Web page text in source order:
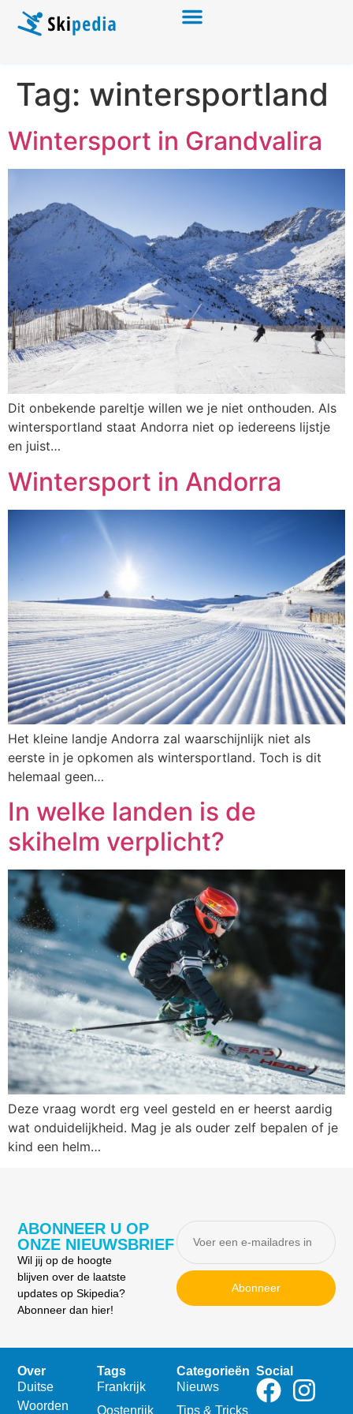
Tag: wintersportland
Wintersport in Grandvalira
Dit onbekende pareltje willen we je niet onthouden. Als
wintersportland staat Andorra niet op iedereens lijstje
en juist…
Wintersport in Andorra
Het kleine landje Andorra zal waarschijnlijk niet als
eerste in je opkomen als wintersportland. Toch is dit
helemaal geen…
In welke landen is de
skihelm verplicht?
Deze vraag wordt erg veel gesteld en er heerst aardig
wat onduidelijkheid. Mag je als ouder zelf bepalen of je
kind een helm…
ABONNEER U OP
ONZE NIEUWSBRIEF
Wil jij op de hoogte
blijven over de laatste
updates op Skipedia?
Abonneer dan hier!
Abonneer
Over
Duitse
Woorden
Tags
Frankrijk
Oostenrijk
Categorieën
Nieuws
Tips & Tricks
Social